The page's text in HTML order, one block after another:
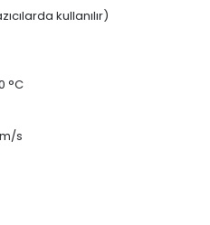
kullanılır)
°C
s